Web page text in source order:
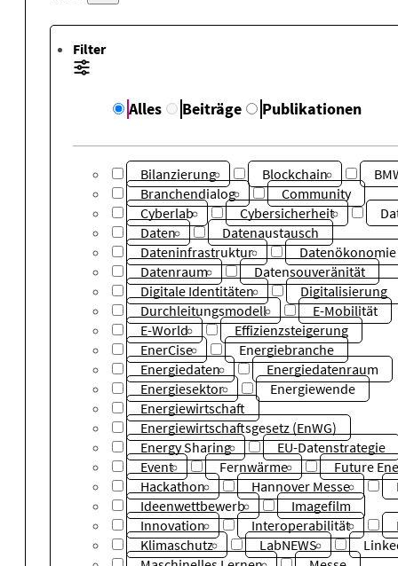
Filter
Alles Beiträge Publikationen
Bilanzierung Blockchain
Branchendialog
Community
Cyberlab
Cybersicherheit
Daten
Datenaustausch
Dateninfrastruktur
Datenökonomie
Datenraum
Datensouveränität
Digitale Identitäten
Digitalisierung
Durchleitungsmodell
E-Mobilität
E-World
Effizienzsteigerung
EnerCise
Energiebranche
Energiedaten
Energiedatenraum
Energiesektor
Energiewende
Energiewirtschaft
Energiewirtschaftsgesetz (EnWG)
Energy Sharing
EU-Datenstrategie
Event
Fernwärme
Future
Hackathon
Hannover Messe
Ideenwettbewerb
Imagefilm
Innovation
Interoperabilität
Klimaschutz
LabNEWS